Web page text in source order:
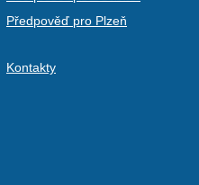
Předpověď pro Plzeň
Kontakty